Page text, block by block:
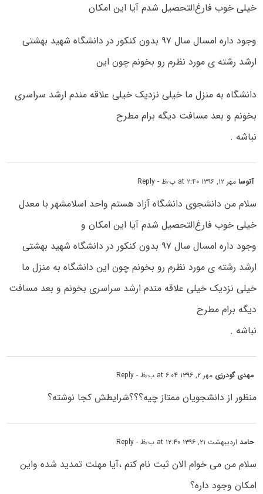
خیلی خوب فارغ‌التحصیل شدم آیا این امکان
وجود داره امسال سال ۹۷ بدون کنکور در دانشگاه شهید بهشتی
ارشد رشته ی مورد نظرم رو بخونم چون این
دانشگاه به منزل ما خیلی نزدیک خیلی علاقه مندم ارشد سراسری
بخونم و بعد مسافت دیگه برام مطرح
نباشه .
آتوسامهر ۱۲, ۱۳۹۶ at ۲:۴۰ ب٫ظ - Reply
سلام من دانشجوی دانشگاه آزاد هستم واحد اسلامشهر با معدل
خیلی خوب فارغ‌التحصیل شدم آیا این امکان و
وجود داره امسال سال ۹۷ بدون کنکور در دانشگاه شهید بهشتی
ارشد رشته ی مورد نظرم رو بخونم چون این دانشگاه به منزل ما
خیلی نزدیک خیلی علاقه مندم ارشد سراسری بخونم و بعد مسافت
دیگه برام مطرح
نباشه .
مهدی گودرزی مهر ۲, ۱۳۹۶ at ۶:۰۴ ب٫ظ - Reply
منظور از دانشجویان ممتاز چیه؟؟؟شرایطش کجا نوشته؟
حامداردیبهشت ۲۱, ۱۳۹۶ at ۱۲:۴۰ ب٫ظ - Reply
سلام من می خوام الان ثبت نام کنم ،آیا مهلت تمدید شده واین
امکان وجود داره؟